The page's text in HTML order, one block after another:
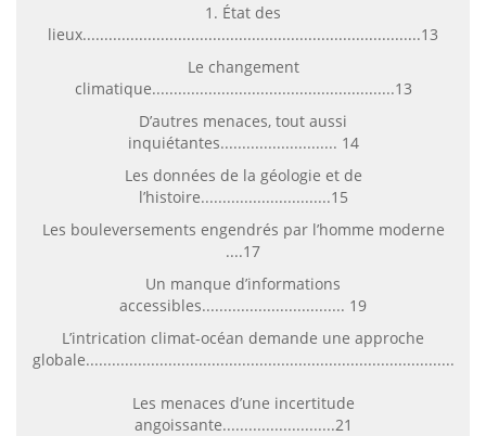
1. État des
lieux..............................................................................13
Le changement
climatique........................................................13
D’autres menaces, tout aussi
inquiétantes........................... 14
Les données de la géologie et de
l’histoire..............................15
Les bouleversements engendrés par l’homme moderne
....17
Un manque d’informations
accessibles................................. 19
L’intrication climat-océan demande une approche
globale.....................................................................................21
Les menaces d’une incertitude
angoissante..........................21